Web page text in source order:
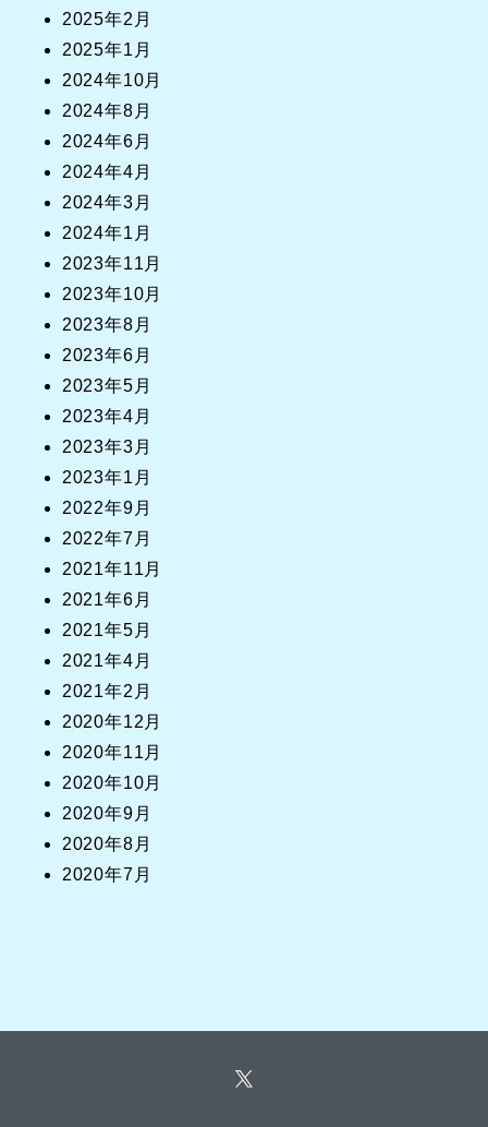
2025年2月
2025年1月
2024年10月
2024年8月
2024年6月
2024年4月
2024年3月
2024年1月
2023年11月
2023年10月
2023年8月
2023年6月
2023年5月
2023年4月
2023年3月
2023年1月
2022年9月
2022年7月
2021年11月
2021年6月
2021年5月
2021年4月
2021年2月
2020年12月
2020年11月
2020年10月
2020年9月
2020年8月
2020年7月